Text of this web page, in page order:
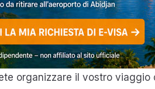
organizzare il vostro